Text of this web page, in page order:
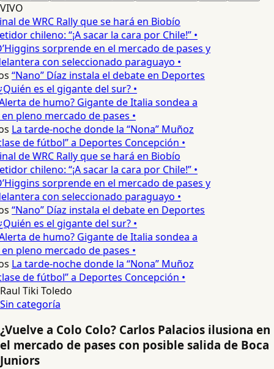
VIVO
de WRC Rally que se hará en Biobío
chileno: “¡A sacar la cara por Chile!” •
sorprende en el mercado de pases y
con seleccionado paraguayo •
“Nano” Díaz instala el debate en Deportes
es el gigante del sur? •
de humo? Gigante de Italia sondea a
pleno mercado de pases •
La tarde-noche donde la “Nona” Muñoz
de fútbol” a Deportes Concepción •
de WRC Rally que se hará en Biobío
chileno: “¡A sacar la cara por Chile!” •
sorprende en el mercado de pases y
con seleccionado paraguayo •
“Nano” Díaz instala el debate en Deportes
es el gigante del sur? •
de humo? Gigante de Italia sondea a
pleno mercado de pases •
La tarde-noche donde la “Nona” Muñoz
de fútbol” a Deportes Concepción •
Raul Tiki Toledo
Sin categoría
¿Vuelve a Colo Colo? Carlos Palacios ilusiona en
el mercado de pases con posible salida de Boca
Juniors